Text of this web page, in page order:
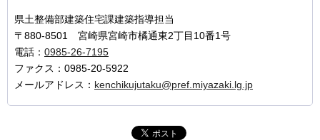
県土整備部建築住宅課建築指導担当
〒880-8501 宮崎県宮崎市橘通東2丁目10番1号
電話： 0985-26-7195
ファクス：0985-20-5922
メールアドレス： kenchikujutaku@pref.miyazaki.lg.jp